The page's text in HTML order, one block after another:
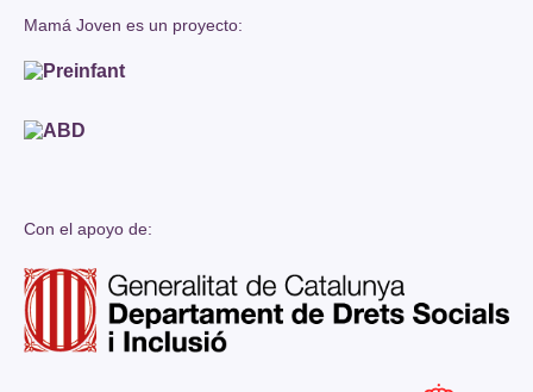
Mamá Joven es un proyecto:
Con el apoyo de: